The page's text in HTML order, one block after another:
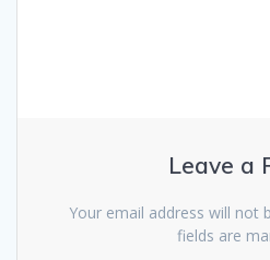
Leave a
Your email address will not
fields are